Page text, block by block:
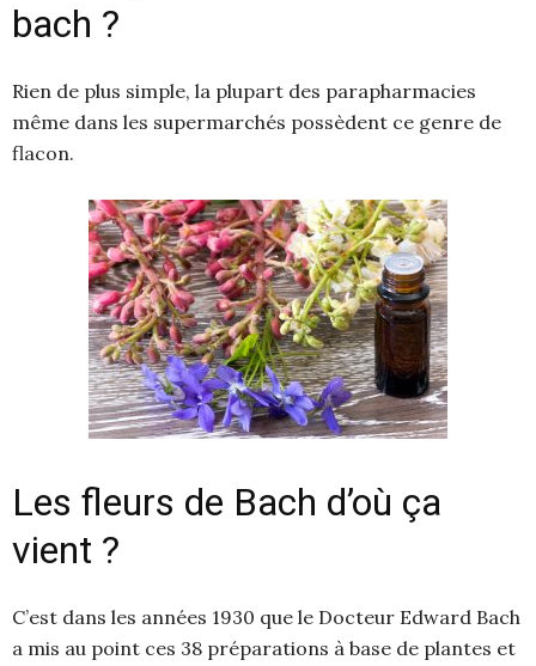
bach ?
Rien de plus simple, la plupart des parapharmacies
même dans les supermarchés possèdent ce genre de
flacon.
Les fleurs de Bach d’où ça
vient ?
C’est dans les années 1930 que le Docteur Edward Bach
a mis au point ces 38 préparations à base de plantes et